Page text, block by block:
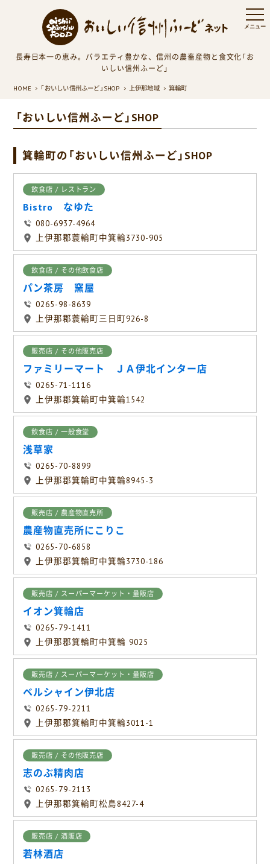
長寿日本一の恵み。バラエティ豊かな、信州の農畜産物と食文化「お
いしい信州ふーど」
HOME 「おいしい信州ふーど」SHOP 上伊那地域 箕輪町
「おいしい信州ふーど」SHOP
箕輪町の「おいしい信州ふーど」SHOP
飲食店 / レストラン
Bistro なゆた
080-6937-4964
上伊那郡蓑輪町中箕輪3730-905
飲食店 / その他飲食店
パン茶房 窯屋
0265-98-8639
上伊那郡蓑輪町三日町926-8
販売店 / その他販売店
ファミリーマート ＪＡ伊北インター店
0265-71-1116
上伊那郡箕輪町中箕輪1542
飲食店 / 一般食堂
浅草家
0265-70-8899
上伊那郡箕輪町中箕輪8945-3
販売店 / 農産物直売所
農産物直売所にこりこ
0265-70-6858
上伊那郡箕輪町中箕輪3730-186
販売店 / スーパーマーケット・量販店
イオン箕輪店
0265-79-1411
上伊那郡箕輪町中箕輪 9025
販売店 / スーパーマーケット・量販店
ベルシャイン伊北店
0265-79-2211
上伊那郡箕輪町中箕輪3011-1
販売店 / その他販売店
志のぶ精肉店
0265-79-2113
上伊那郡箕輪町松島8427-4
販売店 / 酒販店
若林酒店